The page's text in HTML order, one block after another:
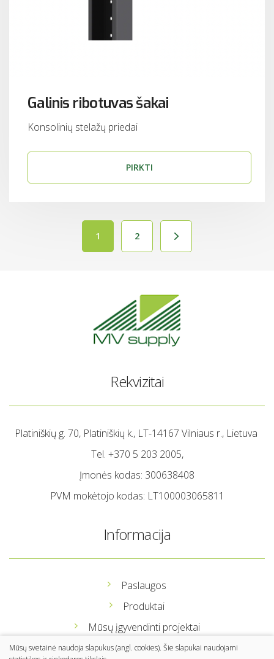
Galinis ribotuvas šakai
Konsolinių stelažų priedai
PIRKTI
1 2
Rekvizitai
Platiniškių g. 70, Platiniškių k., LT-14167 Vilniaus r., Lietuva
Tel. +370 5 203 2005,
Įmonės kodas: 300638408
PVM mokėtojo kodas: LT100003065811
Informacija
Paslaugos
Produktai
Mūsų įgyvendinti projektai
Apie mus
Mūsų svetainė naudoja slapukus (angl. cookies). Šie slapukai naudojami